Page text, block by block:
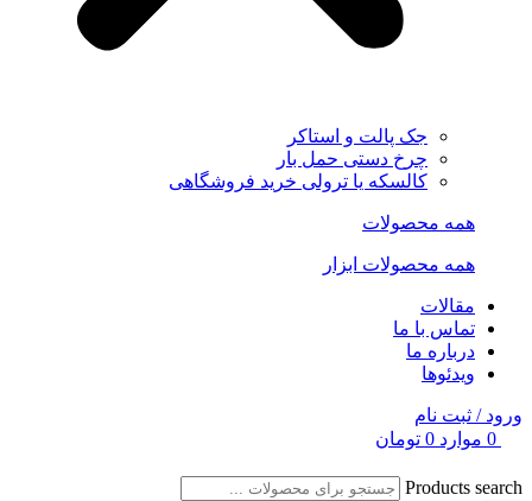
جک پالت و استاکر
چرخ دستی حمل بار
کالسکه یا ترولی خرید فروشگاهی
همه محصولات
همه محصولات ابزار
مقالات
تماس با ما
درباره ما
ویدئوها
ورود / ثبت نام
0 موارد 0 تومان
Products search